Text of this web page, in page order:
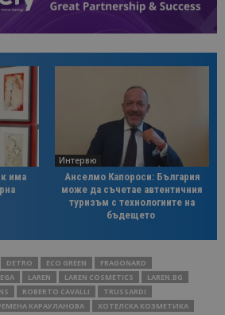
има
Интервю
Анселмо Капороси: България
може да съчетае автентичния
туризъм с технологиите на
бъдещето
DETRO ECO GREEN
FRAGONARD
LAREN LAREN COSMETICS
LAREN.BG
ROBERTO CAVALLI
TRUSSARDI
КАРАУЛАНОВА ХОТЕЛСКА КОЗМЕТИКА